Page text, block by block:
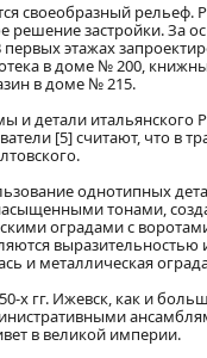
своеобразный рельеф.
решение застройки.
этажах
в доме № 200,
в доме № 215.
и детали итальянского
[5] считают, что в
однотипных
тонами,
оградами с
и металлическая
х гг. Ижевск, как и
в великой империи.